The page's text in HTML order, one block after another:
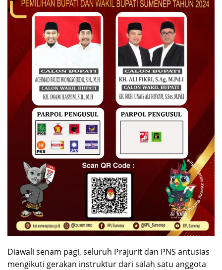
Diawali senam pagi, seluruh Prajurit dan PNS antusias
mengikuti gerakan instruktur dari salah satu anggota